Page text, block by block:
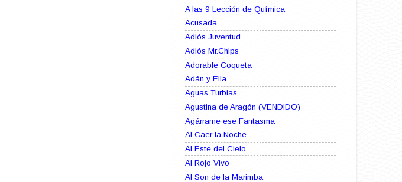
A las 9 Lección de Química
Acusada
Adiós Juventud
Adiós Mr.Chips
Adorable Coqueta
Adán y Ella
Aguas Turbias
Agustina de Aragón (VENDIDO)
Agárrame ese Fantasma
Al Caer la Noche
Al Este del Cielo
Al Rojo Vivo
Al Son de la Marimba